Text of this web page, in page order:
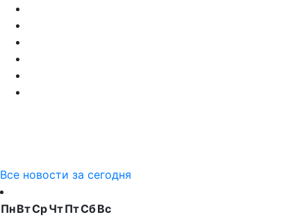
Все новости за сегодня
ПнВтСрЧтПтСбВс